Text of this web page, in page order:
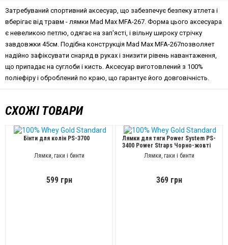
Затребуваний спортивний аксесуар, що забезпечує безпеку атлета і
вберігає від травм - лямки Mad Max MFA-267. Форма цього аксесуара
є невеликою петлю, одягає на зап'ясті, і вільну широку стрічку
завдовжки 45см. Подібна конструкція Mad Max MFA-267позволяет
надійно зафіксувати снаряд в руках і знизити рівень навантаження,
що припадає на суглоби і кисть. Аксесуар виготовлений з 100%
поліефіру і оброблений по краю, що гарантує його довговічність.
СХОЖІ ТОВАРИ
Бінти для колін PS-3700
Лямки, гаки і бинти
599 грн
Лямки для тяги Power System PS-
3400 Power Straps Чорно-жовті
Лямки, гаки і бинти
369 грн